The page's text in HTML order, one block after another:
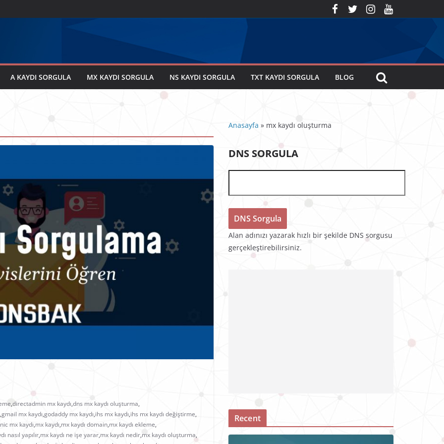
A KAYDI SORGULA MX KAYDI SORGULA NS KAYDI SORGULA TXT KAYDI SORGULA BLOG
,directadmin mx kaydı,dns mx kaydı oluşturma,
,gmail mx kaydı,godaddy mx kaydı,ihs mx kaydı,ihs mx kaydı değiştirme,
mx kaydı,mx kaydı,mx kaydı domain,mx kaydı ekleme,
nasıl yapılır,mx kaydı ne işe yarar,mx kaydı nedir,mx kaydı oluşturma,
Anasayfa » mx kaydı oluşturma
DNS SORGULA
Alan adınızı yazarak hızlı bir şekilde DNS sorgusu
gerçekleştirebilirsiniz.
Recent